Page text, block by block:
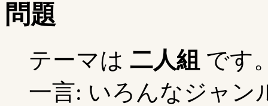
問題
テーマは 二人組 です
一言: いろんなジャン